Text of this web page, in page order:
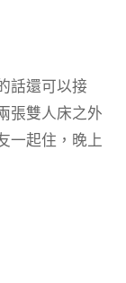
話還可以接
張雙人床之外
一起住，晚上